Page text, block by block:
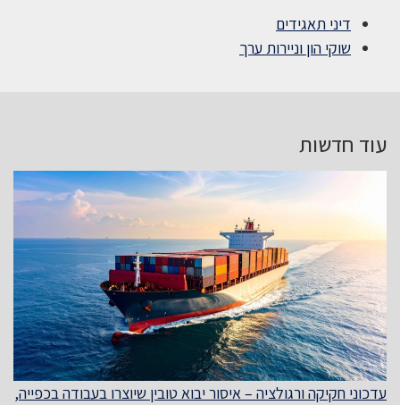
דיני תאגידים
שוקי הון וניירות ערך
עוד חדשות
עדכוני חקיקה ורגולציה – איסור יבוא טובין שיוצרו בעבודה בכפייה,